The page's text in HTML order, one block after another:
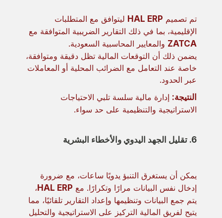
تم تصميم HAL ERP ليتوافق مع المتطلبات
الإقليمية، بما في ذلك التقارير الضريبية المتوافقة مع
ZATCA والمعايير المحاسبية السعودية.
يضمن ذلك أن التوقعات المالية تظل دقيقة ومتوافقة،
خاصة عند التعامل مع الضرائب المحلية أو المعاملات
عبر الحدود.
النتيجة: إدارة مالية سلسة تلبي الاحتياجات
الاستراتيجية والتنظيمية على حد سواء.
6. تقليل الجهد اليدوي والأخطاء البشرية
يمكن أن يستغرق التنبؤ يدويًا ساعات، مع ضرورة
إدخال نفس البيانات مرارًا وتكرارًا. مع HAL ERP ،
يتم جمع البيانات وتنظيمها وإعداد التقارير تلقائيًا، مما
يتيح لفريق المالية التركيز على الاستراتيجية والتحليل